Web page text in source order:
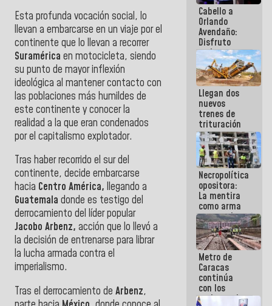
Esta profunda vocación social, lo
llevan a embarcarse en un viaje por el
continente que lo llevan a recorrer
Suramérica en motocicleta, siendo
su punto de mayor inflexión
ideológica al mantener contacto con
las poblaciones más humildes de
este continente y conocer la
realidad a la que eran condenados
por el capitalismo explotador.
Tras haber recorrido el sur del
continente, decide embarcarse
hacia Centro América, llegando a
Guatemala donde es testigo del
derrocamiento del líder popular
Jacobo Arbenz, acción que lo llevó a
la decisión de entrenarse para librar
la lucha armada contra el
imperialismo.
Tras el derrocamiento de Arbenz,
Cabello a
Orlando
Avendaño:
Disfruto
cada vez
que escribes
porque lo
que haces
es
embarrarla
Llegan dos
nuevos
trenes de
trituración
para
optimizar
manejo de
escombros
en La Guaira
Necropolítica
opositora:
La mentira
como arma
contra el
Pueblo
Metro de
Caracas
continúa
con los
trabajos de